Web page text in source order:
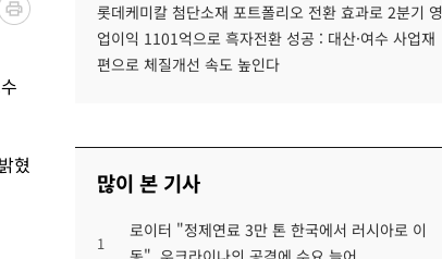
혔
롯데케미칼 첨단소재 포트폴리오 전환 효과로 2분기 영
업이익 1101억으로 흑자전환 성공 : 대산·여수 사업재
편으로 체질개선 속도 높인다
많이 본 기사
1
로이터 "정제연료 3만 톤 한국에서 러시아로 이